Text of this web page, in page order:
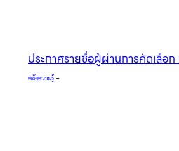
ประกาศรายชื่อผู้ผ่านการคัดเลือ
คลังความรู้–